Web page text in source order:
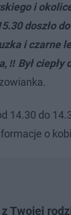
i
doszło
i czarne
‼️ Był
14.30 do
o
Twojej